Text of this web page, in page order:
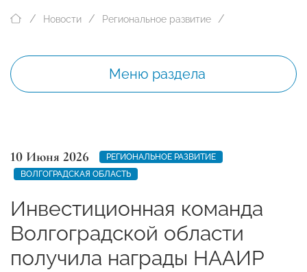
Новости Региональное развитие
Меню раздела
10 Июня 2026
РЕГИОНАЛЬНОЕ РАЗВИТИЕ
ВОЛГОГРАДСКАЯ ОБЛАСТЬ
Инвестиционная команда
Волгоградской области
получила награды НААИР